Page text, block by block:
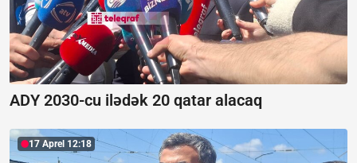
ADY 2030-cu ilədək 20 qatar alacaq
17 Aprel 12:18